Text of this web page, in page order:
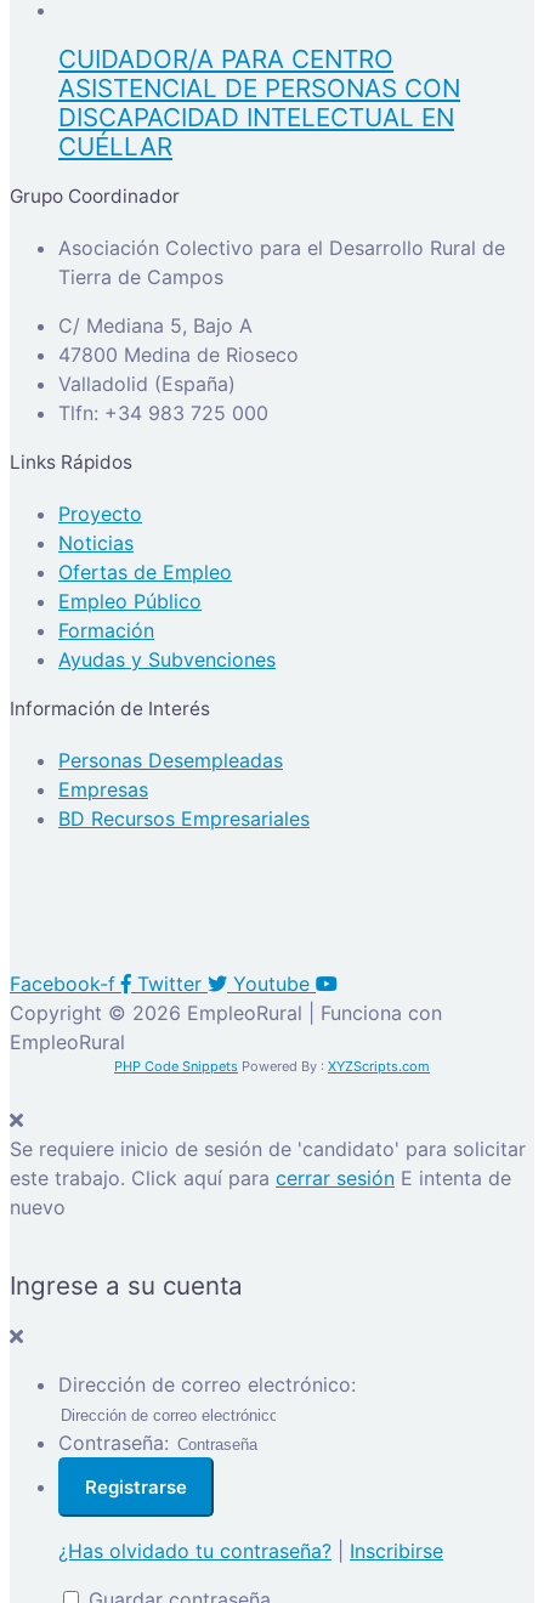
CUIDADOR/A PARA CENTRO
ASISTENCIAL DE PERSONAS CON
DISCAPACIDAD INTELECTUAL EN
CUÉLLAR
Grupo Coordinador
Asociación Colectivo para el Desarrollo Rural de
Tierra de Campos
C/ Mediana 5, Bajo A
47800 Medina de Rioseco
Valladolid (España)
Tlfn: +34 983 725 000
Links Rápidos
Proyecto
Noticias
Ofertas de Empleo
Empleo Público
Formación
Ayudas y Subvenciones
Información de Interés
Personas Desempleadas
Empresas
BD Recursos Empresariales
Facebook-f Twitter
Youtube
Copyright © 2026 EmpleoRural | Funciona con
EmpleoRural
PHP Code Snippets Powered By : XYZScripts.com
Se requiere inicio de sesión de 'candidato' para solicitar
este trabajo. Click aquí para cerrar sesión E intenta de
nuevo
Ingrese a su cuenta
Dirección de correo electrónico:
Contraseña:
¿Has olvidado tu contraseña?
Inscribirse